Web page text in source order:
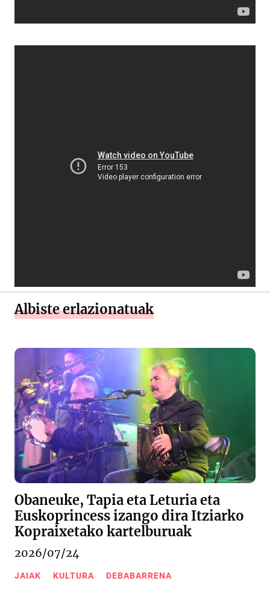
Albiste erlazionatuak
Obaneuke, Tapia eta Leturia eta
Euskoprincess izango dira Itziarko
Kopraixetako kartelburuak
2026/07/24
JAIAK KULTURA DEBABARRENA